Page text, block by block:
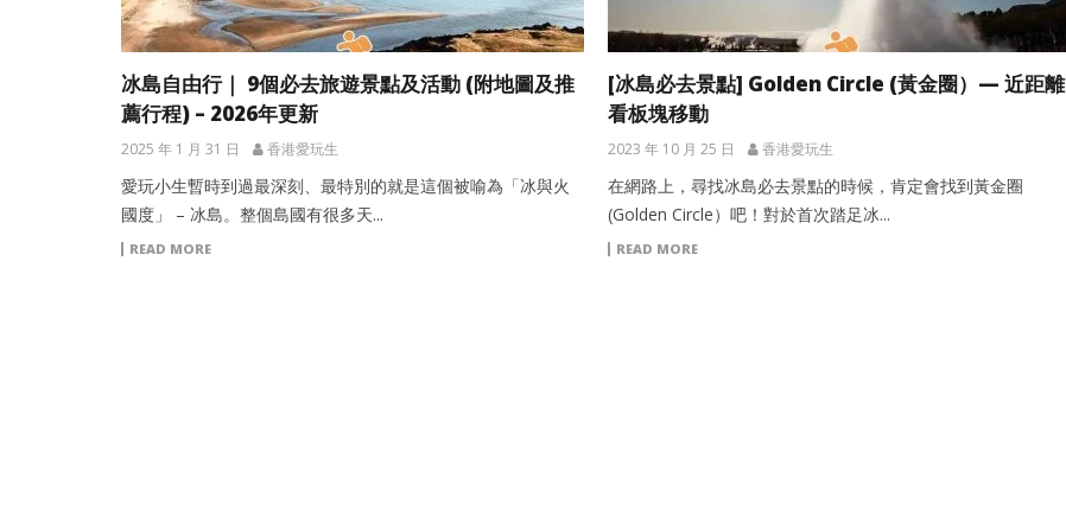
冰島自由行｜ 9個必去旅遊景點及活動 (附地圖及推
薦行程) – 2026年更新
2025 年 1 月 31 日 香港愛玩生
愛玩小生暫時到過最深刻、最特別的就是這個被喻為「冰與火
國度」 – 冰島。整個島國有很多天...
READ MORE
[冰島必去景點] Golden Circle (黃金圈）— 近距離
看板塊移動
2023 年 10 月 25 日 香港愛玩生
在網路上，尋找冰島必去景點的時候，肯定會找到黃金圈
(Golden Circle）吧！對於首次踏足冰...
READ MORE